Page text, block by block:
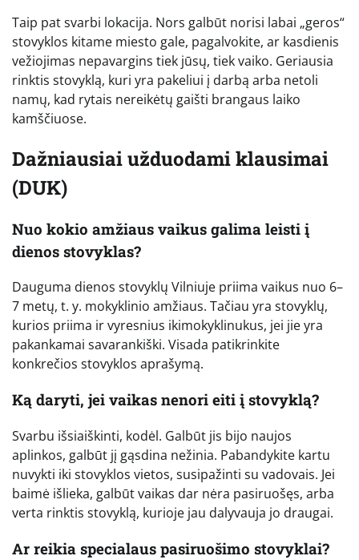
Taip pat svarbi lokacija. Nors galbūt norisi labai „geros“
stovyklos kitame miesto gale, pagalvokite, ar kasdienis
vežiojimas nepavargins tiek jūsų, tiek vaiko. Geriausia
rinktis stovyklą, kuri yra pakeliui į darbą arba netoli
namų, kad rytais nereikėtų gaišti brangaus laiko
kamščiuose.
Dažniausiai užduodami klausimai
(DUK)
Nuo kokio amžiaus vaikus galima leisti į
dienos stovyklas?
Dauguma dienos stovyklų Vilniuje priima vaikus nuo 6–
7 metų, t. y. mokyklinio amžiaus. Tačiau yra stovyklų,
kurios priima ir vyresnius ikimokyklinukus, jei jie yra
pakankamai savarankiški. Visada patikrinkite
konkrečios stovyklos aprašymą.
Ką daryti, jei vaikas nenori eiti į stovyklą?
Svarbu išsiaiškinti, kodėl. Galbūt jis bijo naujos
aplinkos, galbūt jį gąsdina nežinia. Pabandykite kartu
nuvykti iki stovyklos vietos, susipažinti su vadovais. Jei
baimė išlieka, galbūt vaikas dar nėra pasiruošęs, arba
verta rinktis stovyklą, kurioje jau dalyvauja jo draugai.
Ar reikia specialaus pasiruošimo stovyklai?